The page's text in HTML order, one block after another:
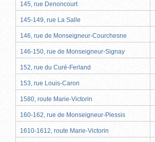
145, rue Denoncourt
145-149, rue La Salle
146, rue de Monseigneur-Courchesne
146-150, rue de Monseigneur-Signay
152, rue du Curé-Ferland
153, rue Louis-Caron
1580, route Marie-Victorin
160-162, rue de Monseigneur-Plessis
1610-1612, route Marie-Victorin